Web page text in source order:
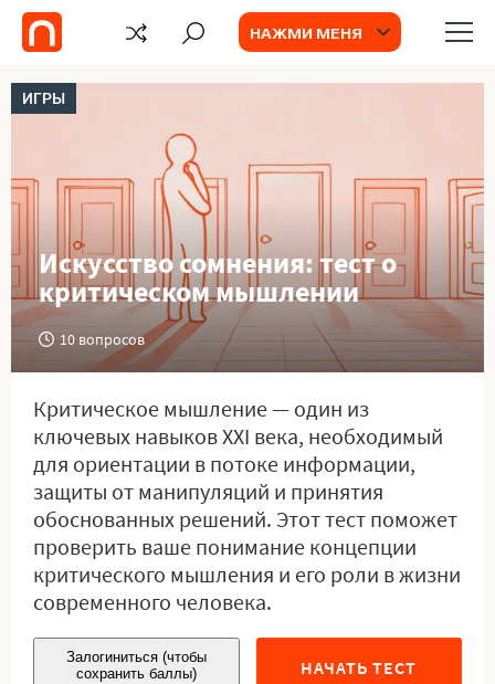
НАЖМИ МЕНЯ
ИГРЫ
Искусство сомнения: тест о
критическом мышлении
10 вопросов
Критическое мышление — один из
ключевых навыков XXI века, необходимый
для ориентации в потоке информации,
защиты от манипуляций и принятия
обоснованных решений. Этот тест поможет
проверить ваше понимание концепции
критического мышления и его роли в жизни
современного человека.
Залогиниться (чтобы
сохранить баллы)
НАЧАТЬ ТЕСТ